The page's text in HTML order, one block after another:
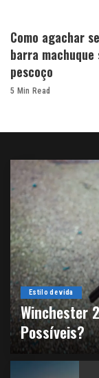
Como agachar
barra machuque
pescoço
5 Min Read
Estilo de vida
Winchester
Possíveis?